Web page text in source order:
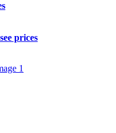
prices